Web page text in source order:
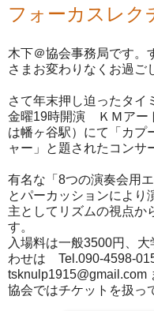
フォーカスレク
木下＠協会事務局です。
さまお変わりなくお過ご
さて年末押し迫ったタイ
金曜19時開演 ＫＭアー
は幡ヶ谷駅）にて「カプ
ャー」と題されたコンサ
有名な「8つの演奏会用
とパーカッションにより
主としてリズムの視点か
す。
入場料は一般3500円、
わせは Tel.090-4598-
tsknulp1915@gmail.com
協会ではチケットを扱っ